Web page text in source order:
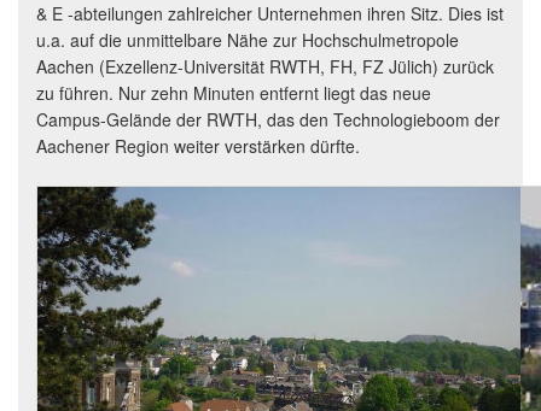
& E -abteilungen zahlreicher Unternehmen ihren Sitz. Dies ist
u.a. auf die unmittelbare Nähe zur Hochschulmetropole
Aachen (Exzellenz-Universität RWTH, FH, FZ Jülich) zurück
zu führen. Nur zehn Minuten entfernt liegt das neue
Campus-Gelände der RWTH, das den Technologieboom der
Aachener Region weiter verstärken dürfte.